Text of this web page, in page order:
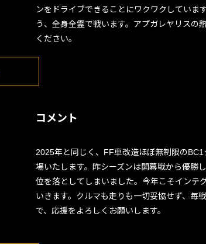
ンをドライブできることにワクワクしていま
う、全身全霊で戦います。アプガレヤリスの
ください。
コメント
2025年と同じく、FF車改造ほぼ無制限の
場いたします。昨シーズンは開幕戦から優勝
位を落としてしまいました。今年こそインテ
いきます。クルマも走りも一切妥協せず、毎
で、応援をよろしくお願いします。